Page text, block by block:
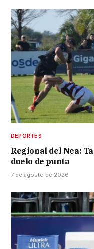
DEPORTES
Regional del Nea:
duelo de punta
7 de agosto de 2026